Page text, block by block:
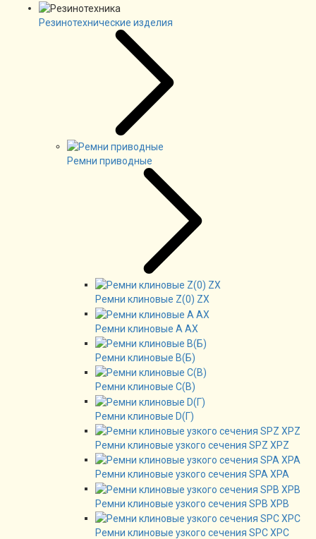
Резинотехнические изделия
Ремни приводные
Ремни клиновые Z(0) ZX
Ремни клиновые А AX
Ремни клиновые В(Б)
Ремни клиновые C(B)
Ремни клиновые D(Г)
Ремни клиновые узкого сечения SPZ XPZ
Ремни клиновые узкого сечения SPA XPA
Ремни клиновые узкого сечения SPB XPB
Ремни клиновые узкого сечения SPC XPC